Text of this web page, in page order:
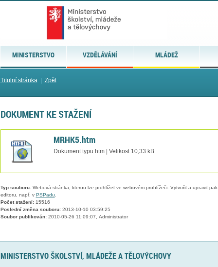
MINISTERSTVO VZDĚLÁVÁNÍ MLÁDEŽ
Titulní stránka| Zpět
DOKUMENT KE STAŽENÍ
MRHK5.htm
Dokument typu htm | Velikost 10,33 kB
Typ souboru:Webová stránka, kterou lze prohlížet ve webovém prohlížeči. Vytvořit a upravit
editoru, např. v PSPadu.
Počet stažení:15516
Poslední změna souboru:2013-10-10 03:59:25
Soubor publikován:2010-05-26 11:09:07, Administrator
MINISTERSTVO ŠKOLSTVÍ, MLÁDEŽE A TĚLOVÝCHOVY